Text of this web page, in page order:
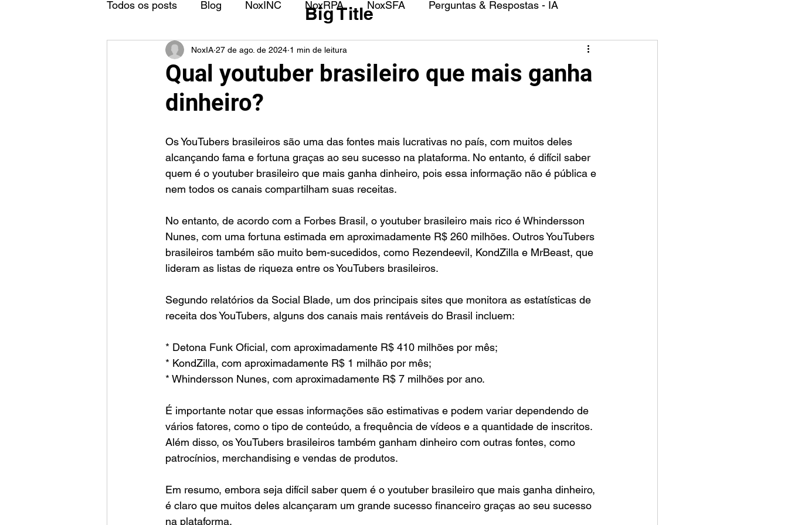
Todos os posts Blog NoxINC NoxRPA NoxSFA Perguntas & Respostas - IA
Qual youtuber brasileiro que mais ganha
dinheiro?
NoxIA 27 de ago. de 2024 1 min de leitura
Os YouTubers brasileiros são uma das fontes mais lucrativas no país, com muitos deles
alcançando fama e fortuna graças ao seu sucesso na plataforma. No entanto, é difícil saber
quem é o youtuber brasileiro que mais ganha dinheiro, pois essa informação não é pública e
nem todos os canais compartilham suas receitas.
No entanto, de acordo com a Forbes Brasil, o youtuber brasileiro mais rico é Whindersson
Nunes, com uma fortuna estimada em aproximadamente R$ 260 milhões. Outros YouTubers
brasileiros também são muito bem-sucedidos, como Rezendeevil, KondZilla e MrBeast, que
lideram as listas de riqueza entre os YouTubers brasileiros.
Segundo relatórios da Social Blade, um dos principais sites que monitora as estatísticas de
receita dos YouTubers, alguns dos canais mais rentáveis do Brasil incluem:
* Detona Funk Oficial, com aproximadamente R$ 410 milhões por mês;
* KondZilla, com aproximadamente R$ 1 milhão por mês;
* Whindersson Nunes, com aproximadamente R$ 7 milhões por ano.
É importante notar que essas informações são estimativas e podem variar dependendo de
vários fatores, como o tipo de conteúdo, a frequência de vídeos e a quantidade de inscritos.
Além disso, os YouTubers brasileiros também ganham dinheiro com outras fontes, como
patrocínios, merchandising e vendas de produtos.
Em resumo, embora seja difícil saber quem é o youtuber brasileiro que mais ganha dinheiro,
é claro que muitos deles alcançaram um grande sucesso financeiro graças ao seu sucesso
na plataforma.
Big Title